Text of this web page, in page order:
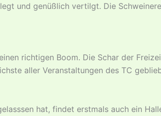
und genüßlich vertilgt. Die
richtigen Boom. Die Schar der
aller Veranstaltungen des TC
hat, findet erstmals auch ein